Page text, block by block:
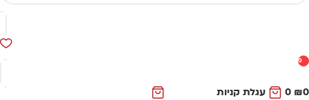
0
₪
0 עגלת קניות